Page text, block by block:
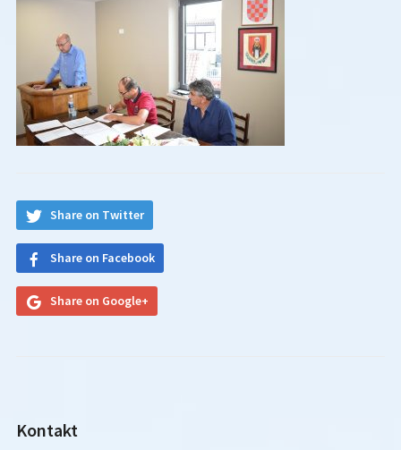
Share on Twitter
Share on Facebook
Share on Google+
Kontakt